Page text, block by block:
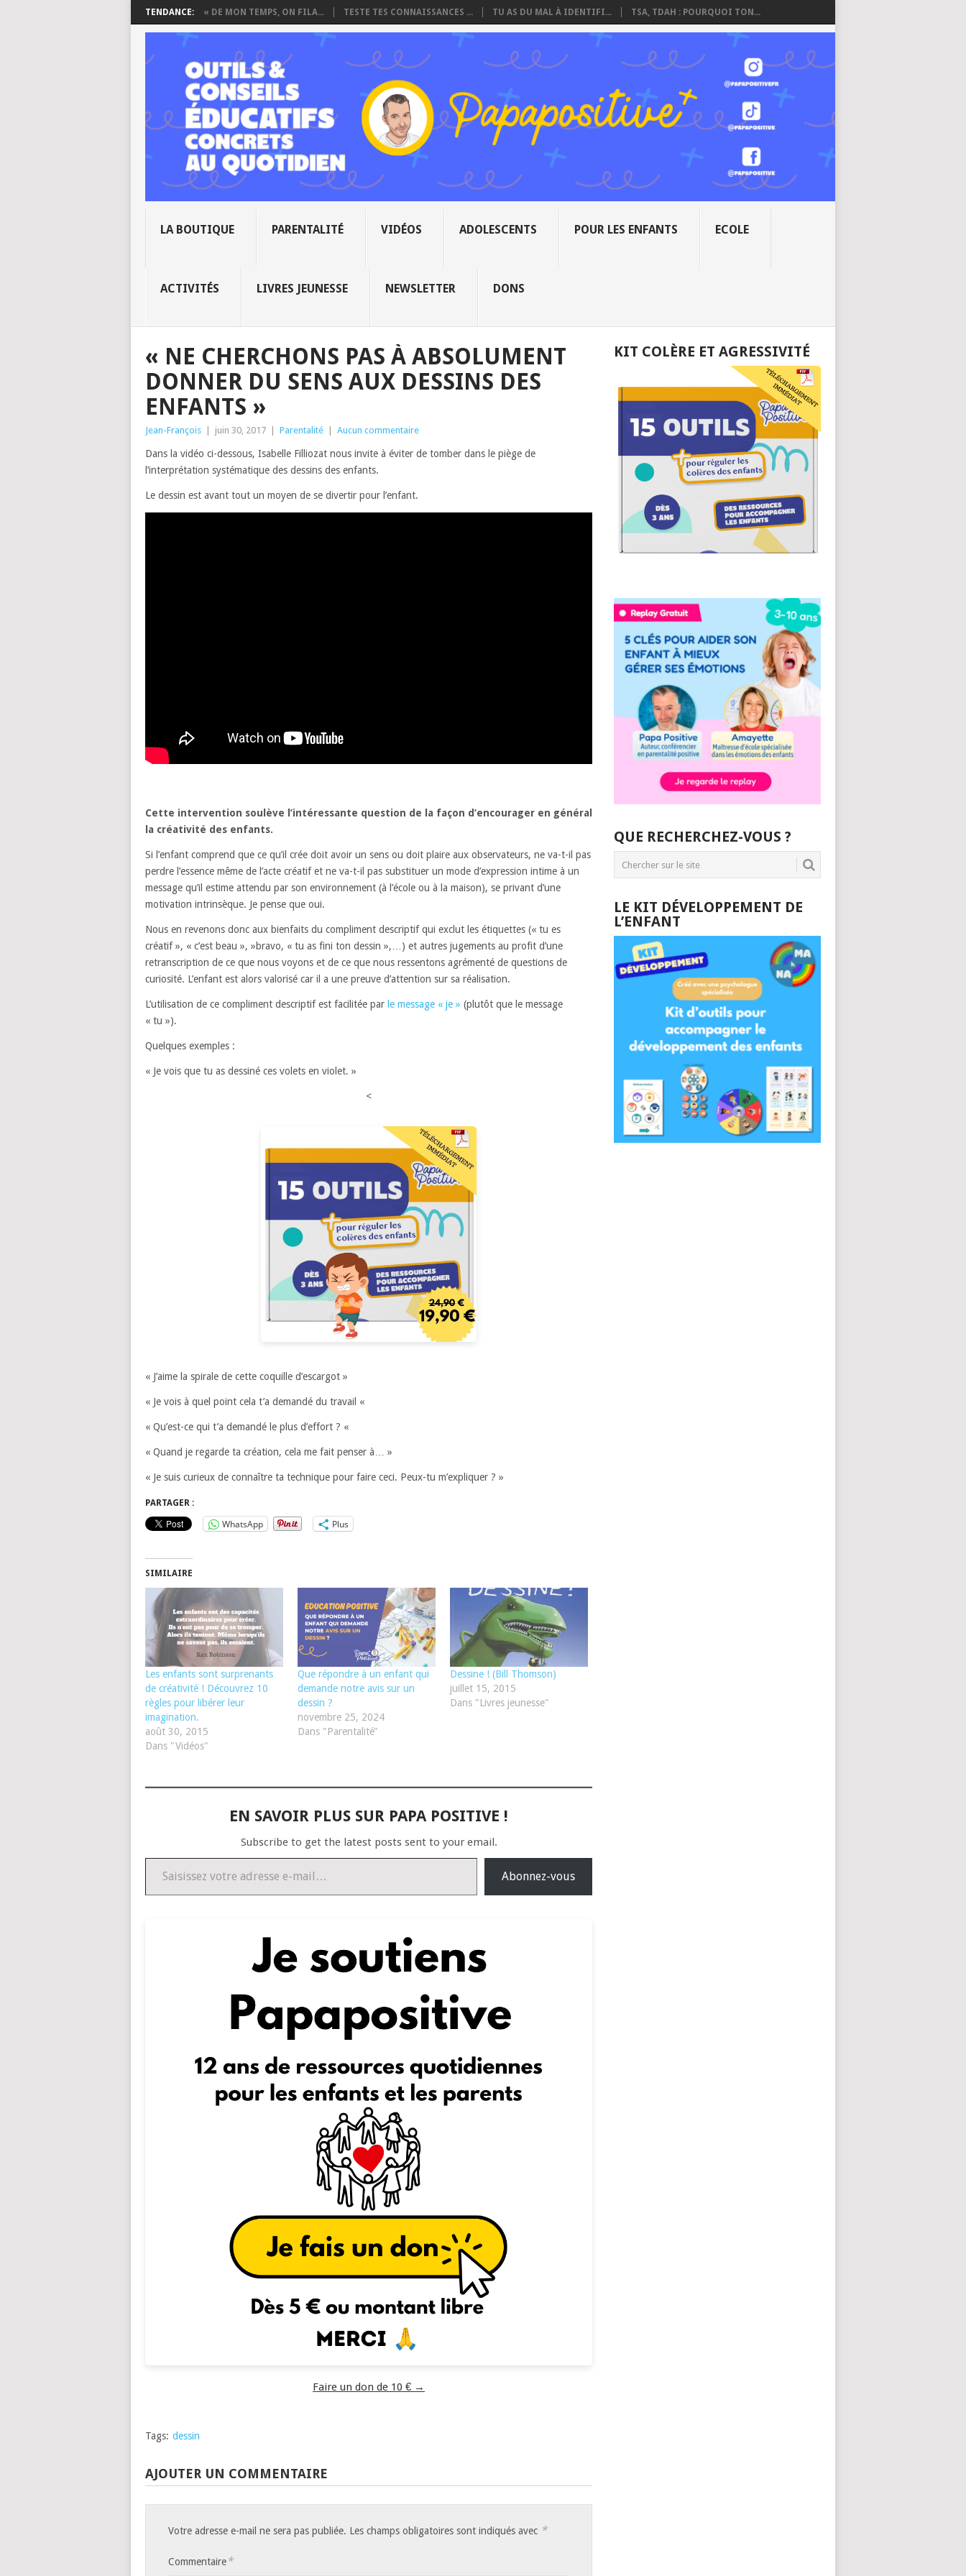
TENDANCE: « DE MON TEMPS, ON FILA... TESTE TES CONNAISSANCES ... TU AS DU MAL À IDENTIFI... TSA, TDAH : POURQUOI TON...
LA BOUTIQUE PARENTALITÉ VIDÉOS ADOLESCENTS POUR LES ENFANTS ECOLE
ACTIVITÉS LIVRES JEUNESSE NEWSLETTER DONS
« NE CHERCHONS PAS À ABSOLUMENT
DONNER DU SENS AUX DESSINS DES
ENFANTS »
Jean-François juin 30, 2017 Parentalité Aucun commentaire
Dans la vidéo ci-dessous, Isabelle Filliozat nous invite à éviter de tomber dans le piège de
l’interprétation systématique des dessins des enfants.
Le dessin est avant tout un moyen de se divertir pour l’enfant.
Cette intervention soulève l’intéressante question de la façon d’encourager en général
la créativité des enfants.
Si l’enfant comprend que ce qu’il crée doit avoir un sens ou doit plaire aux observateurs, ne va-t-il pas
perdre l’essence même de l’acte créatif et ne va-t-il pas substituer un mode d’expression intime à un
message qu’il estime attendu par son environnement (à l’école ou à la maison), se privant d’une
motivation intrinsèque. Je pense que oui.
Nous en revenons donc aux bienfaits du compliment descriptif qui exclut les étiquettes (« tu es
créatif », « c’est beau », »bravo, « tu as fini ton dessin »,…) et autres jugements au profit d’une
retranscription de ce que nous voyons et de ce que nous ressentons agrémenté de questions de
curiosité. L’enfant est alors valorisé car il a une preuve d’attention sur sa réalisation.
L’utilisation de ce compliment descriptif est facilitée par le message « je » (plutôt que le message
« tu »).
Quelques exemples :
« Je vois que tu as dessiné ces volets en violet. »
<
« J’aime la spirale de cette coquille d’escargot »
« Je vois à quel point cela t’a demandé du travail «
« Qu’est-ce qui t’a demandé le plus d’effort ? «
« Quand je regarde ta création, cela me fait penser à… »
« Je suis curieux de connaître ta technique pour faire ceci. Peux-tu m’expliquer ? »
PARTAGER :
WhatsApp Plus
SIMILAIRE
Les enfants sont surprenants
de créativité ! Découvrez 10
règles pour libérer leur
imagination.
août 30, 2015
Dans "Vidéos"
Que répondre à un enfant qui
demande notre avis sur un
dessin ?
novembre 25, 2024
Dans "Parentalité"
Dessine ! (Bill Thomson)
juillet 15, 2015
Dans "Livres jeunesse"
EN SAVOIR PLUS SUR PAPA POSITIVE !
Subscribe to get the latest posts sent to your email.
Saisissez votre adresse e-mail…
Abonnez-vous
Faire un don de 10 € →
Tags: dessin
AJOUTER UN COMMENTAIRE
Votre adresse e-mail ne sera pas publiée. Les champs obligatoires sont indiqués avec *
Commentaire*
KIT COLÈRE ET AGRESSIVITÉ
QUE RECHERCHEZ-VOUS ?
LE KIT DÉVELOPPEMENT DE
L’ENFANT